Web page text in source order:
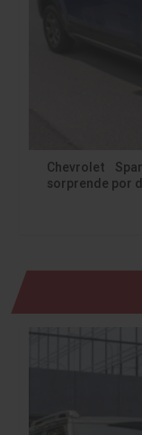
Chevrolet
sorprende por